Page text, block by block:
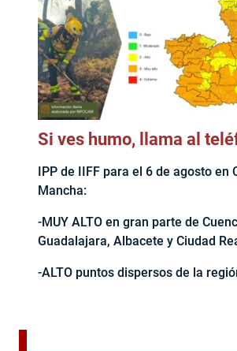
Si ves humo, llama al
IPP de IIFF para el 6 de agosto en
Mancha:
-MUY ALTO en gran parte de
Guadalajara, Albacete y Ciudad
-ALTO puntos dispersos de la